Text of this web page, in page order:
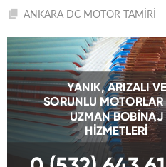
ANKARA DC MOTOR TAMİRİ